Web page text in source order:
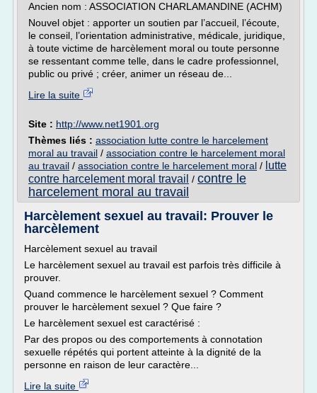
Ancien nom : ASSOCIATION CHARLAMANDINE (ACHM)
Nouvel objet : apporter un soutien par l’accueil, l’écoute,
le conseil, l’orientation administrative, médicale, juridique,
à toute victime de harcèlement moral ou toute personne
se ressentant comme telle, dans le cadre professionnel,
public ou privé ; créer, animer un réseau de...
Lire la suite
Site : http://www.net1901.org
Thèmes liés : association lutte contre le harcelement
moral au travail / association contre le harcelement moral
au travail / association contre le harcelement moral / lutte
contre harcelement moral travail / contre le
harcelement moral au travail
Harcèlement sexuel au travail: Prouver le
harcèlement
Harcèlement sexuel au travail
Le harcèlement sexuel au travail est parfois très difficile à
prouver.
Quand commence le harcèlement sexuel ? Comment
prouver le harcèlement sexuel ? Que faire ?
Le harcèlement sexuel est caractérisé :
Par des propos ou des comportements à connotation
sexuelle répétés qui portent atteinte à la dignité de la
personne en raison de leur caractère...
Lire la suite